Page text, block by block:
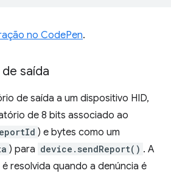
no CodePen.
saída
de saída a um dispositivo HID,
de 8 bits associado ao
) e bytes como um
) para device.sendReport() . A
resolvida quando a denúncia é